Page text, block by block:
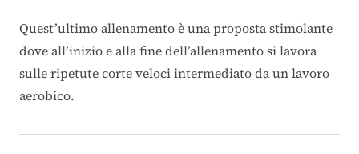
Quest’ultimo allenamento è una proposta stimolante
dove all’inizio e alla fine dell’allenamento si lavora
sulle ripetute corte veloci intermediato da un lavoro
aerobico.